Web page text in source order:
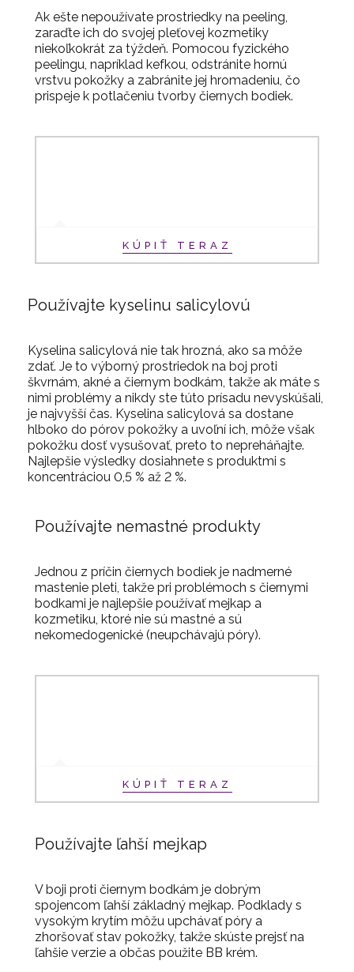
Ak ešte nepoužívate prostriedky na peeling,
zaraďte ich do svojej pleťovej kozmetiky
niekoľkokrát za týždeň. Pomocou fyzického
peelingu, napríklad kefkou, odstránite hornú
vrstvu pokožky a zabránite jej hromadeniu, čo
prispeje k potlačeniu tvorby čiernych bodiek.
KÚPIŤ TERAZ
Používajte kyselinu salicylovú
Kyselina salicylová nie tak hrozná, ako sa môže
zdať. Je to výborný prostriedok na boj proti
škvrnám, akné a čiernym bodkám, takže ak máte s
nimi problémy a nikdy ste túto prísadu nevyskúšali,
je najvyšší čas. Kyselina salicylová sa dostane
hlboko do pórov pokožky a uvoľní ich, môže však
pokožku dosť vysušovať, preto to nepreháňajte.
Najlepšie výsledky dosiahnete s produktmi s
koncentráciou 0,5 % až 2 %.
Používajte nemastné produkty
Jednou z príčin čiernych bodiek je nadmerné
mastenie pleti, takže pri problémoch s čiernymi
bodkami je najlepšie používať mejkap a
kozmetiku, ktoré nie sú mastné a sú
nekomedogenické (neupchávajú póry).
KÚPIŤ TERAZ
Používajte ľahší mejkap
V boji proti čiernym bodkám je dobrým
spojencom ľahší základný mejkap. Podklady s
vysokým krytím môžu upchávať póry a
zhoršovať stav pokožky, takže skúste prejsť na
ľahšie verzie a občas použite BB krém.